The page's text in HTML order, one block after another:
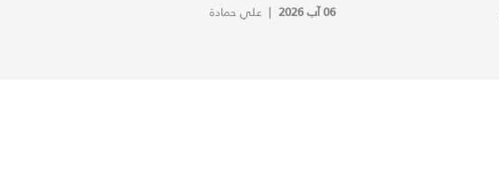
06 آب 2026 | علي حمادة